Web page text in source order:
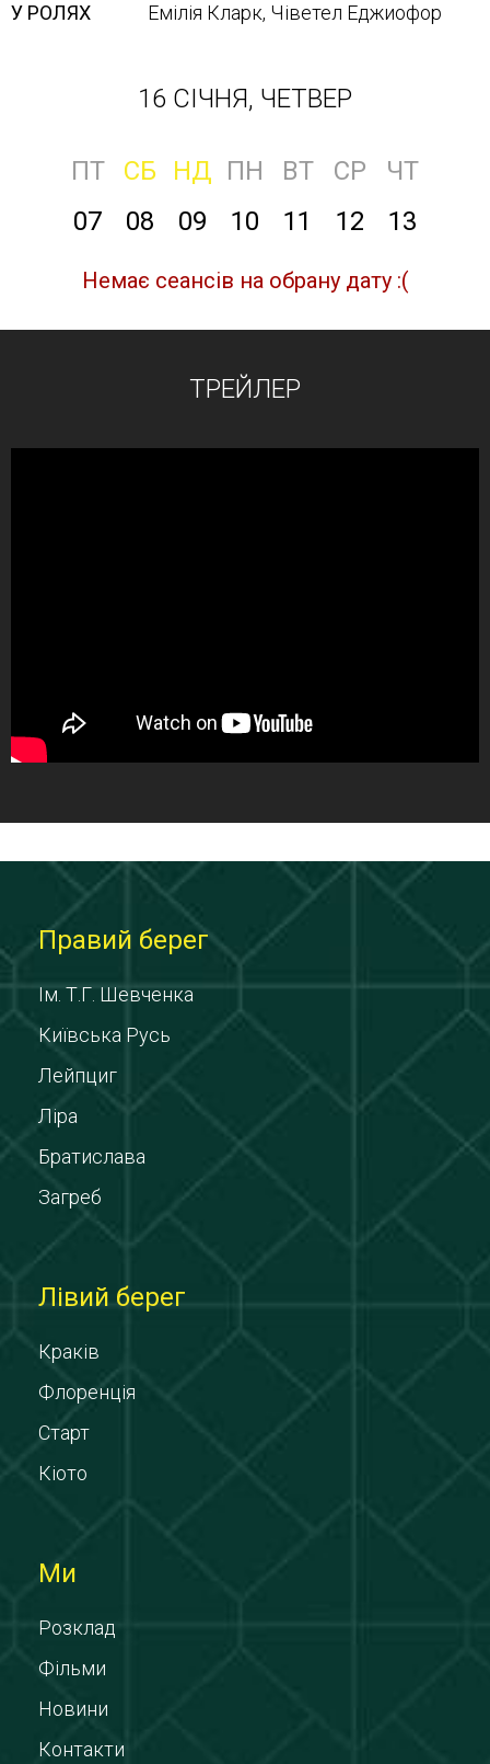
У РОЛЯХ Емілія Кларк, Чіветел Еджиофор
16 СІЧНЯ, ЧЕТВЕР
ПТ СБ НД ПН ВТ СР
ЧТ
07
08 09 10 11 12 13
Немає сеансів на обрану дату :(
ТРЕЙЛЕР
Правий берег
Ім. Т.Г. Шевченка
Київська Русь
Лейпциг
Ліра
Братислава
Загреб
Лівий берег
Краків
Флоренція
Старт
Кіото
Ми
Розклад
Фільми
Новини
Контакти